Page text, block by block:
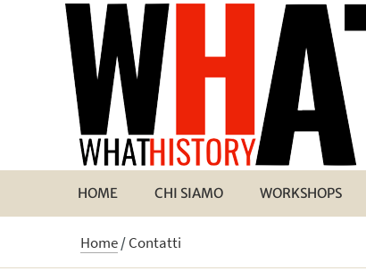
HOME CHI SIAMO WORKSHOPS
Home/Contatti